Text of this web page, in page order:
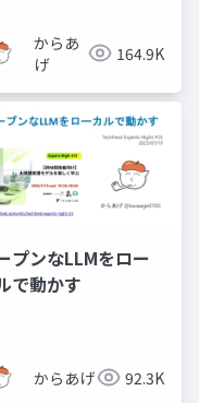
からあ
げ
164.9K
プンなLLMをロー
で動かす
からあげ 92.3K